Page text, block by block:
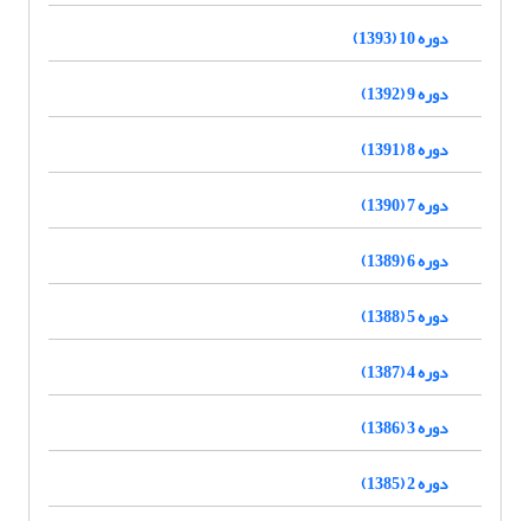
دوره 10 (1393)
دوره 9 (1392)
دوره 8 (1391)
دوره 7 (1390)
دوره 6 (1389)
دوره 5 (1388)
دوره 4 (1387)
دوره 3 (1386)
دوره 2 (1385)